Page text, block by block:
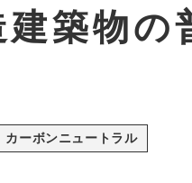
建築物の
カーボンニュートラル